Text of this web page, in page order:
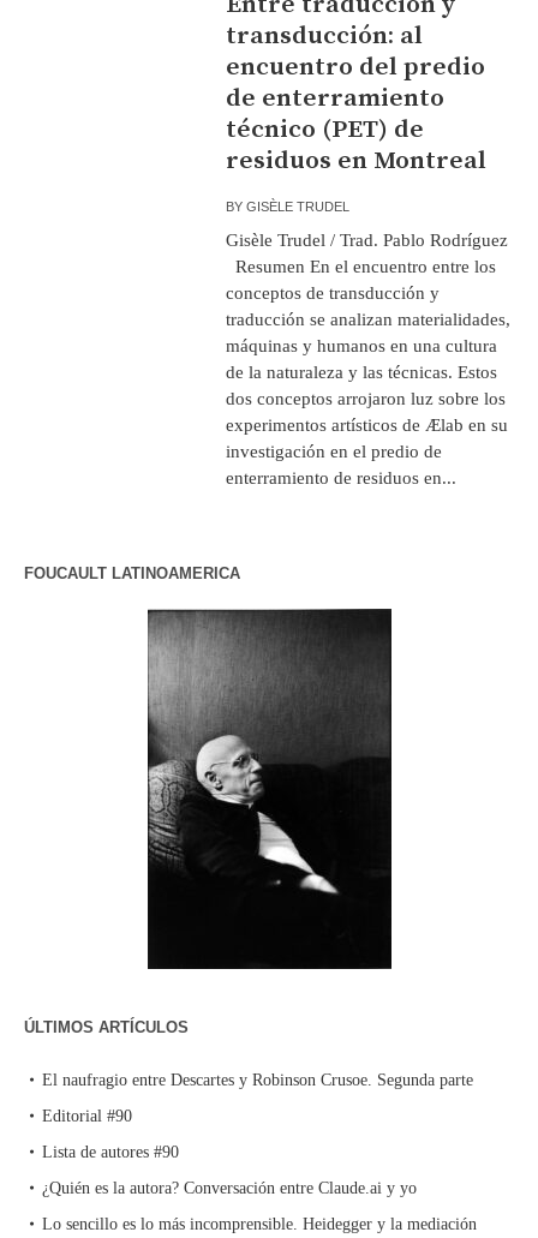
transducción: al
encuentro del predio
de enterramiento
técnico (PET) de
residuos en Montreal
BYGISÈLE TRUDEL
Gisèle Trudel / Trad. Pablo Rodríguez
Resumen En el encuentro entre los
conceptos de transducción y
traducción se analizan materialidades,
máquinas y humanos en una cultura
de la naturaleza y las técnicas. Estos
dos conceptos arrojaron luz sobre los
experimentos artísticos de Ælab en su
investigación en el predio de
enterramiento de residuos en...
FOUCAULT LATINOAMERICA
ÚLTIMOS ARTÍCULOS
El naufragio entre Descartes y Robinson Crusoe. Segunda parte
Editorial #90
Lista de autores #90
¿Quién es la autora? Conversación entre Claude.ai y yo
Lo sencillo es lo más incomprensible. Heidegger y la mediación